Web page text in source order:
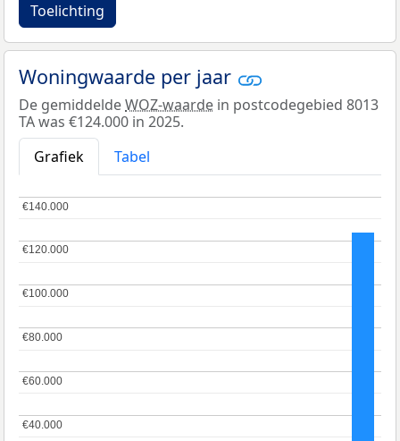
Toelichting
Woningwaarde per jaar
De gemiddeldeWOZ-waarde in postcodegebied 8013
TA was €124.000 in 2025.
Grafiek
Tabel
€40.000
€40.000
€60.000
€60.000
€80.000
€80.000
€100.000
€100.000
€120.000
€120.000
€140.000
€140.000